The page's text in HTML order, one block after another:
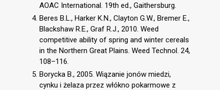
AOAC International. 19th ed., Gaithersburg.
Beres B.L., Harker K.N., Clayton G.W., Bremer E.,
Blackshaw R.E., Graf R.J., 2010. Weed
competitive ability of spring and winter cereals
in the Northern Great Plains. Weed Technol. 24,
108–116.
Borycka B., 2005. Wiązanie jonów miedzi,
cynku i żelaza przez włókno pokarmowe z